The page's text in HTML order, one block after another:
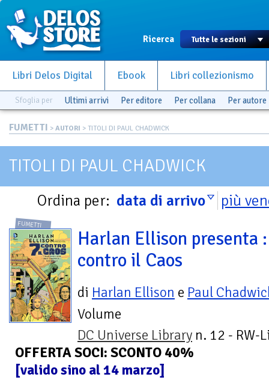
Ricerca
Libri Delos Digital Ebook Libri collezionismo
Sfoglia per Ultimi arrivi Per editore Per collana Per autore
FUMETTI > AUTORI > TITOLI DI PAUL CHADWICK
TITOLI DI PAUL CHADWICK
Ordina per: data di arrivo più
FUMETTI
Harlan Ellison presenta
contro il Caos
di Harlan Ellison e Paul
Volume
DC Universe Library n. 12 - RW-
OFFERTA SOCI: SCONTO 40%
[valido sino al 14 marzo]